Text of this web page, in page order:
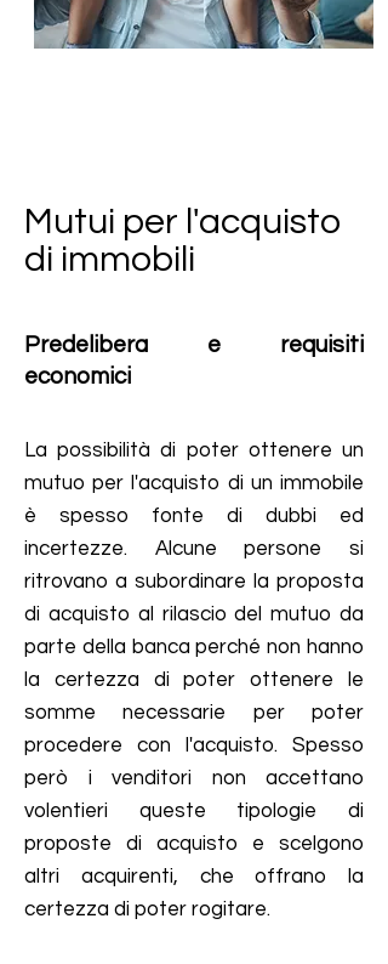
Mutui per l'acquisto
di immobili
Predelibera e requisiti
economici
La possibilità di poter ottenere un
mutuo per l'acquisto di un immobile
è spesso fonte di dubbi ed
incertezze. Alcune persone si
ritrovano a subordinare la proposta
di acquisto al rilascio del mutuo da
parte della banca perché non hanno
la certezza di poter ottenere le
somme necessarie per poter
procedere con l'acquisto. Spesso
però i venditori non accettano
volentieri queste tipologie di
proposte di acquisto e scelgono
altri acquirenti, che offrano la
certezza di poter rogitare.